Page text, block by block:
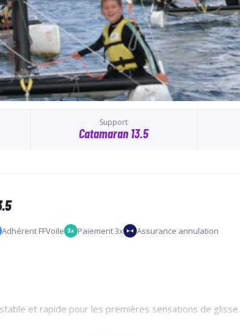
Support
Catamaran 13.5
Adhérent FFVoile 3x Paiement 3x Assurance annulation
et rapide pour les premières sensations de glisse.